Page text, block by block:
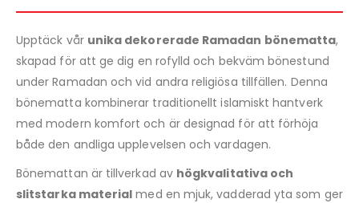
Upptäck vår unika dekorerade Ramadan bönematta,
skapad för att ge dig en rofylld och bekväm bönestund
under Ramadan och vid andra religiösa tillfällen. Denna
bönematta kombinerar traditionellt islamiskt hantverk
med modern komfort och är designad för att förhöja
både den andliga upplevelsen och vardagen.
Bönemattan är tillverkad av högkvalitativa och
slitstarka material med en mjuk, vadderad yta som ger